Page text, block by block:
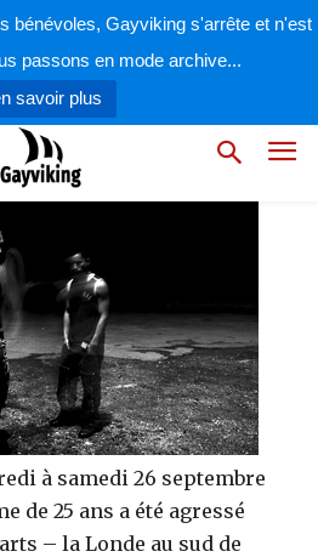
bénévoles, Gayviking s'arrête et n'est
passons en mode archive...
savoir plus
28 septembre 2009
à samedi 26 septembre
de 25 ans a été agressé
– la Londe au sud de